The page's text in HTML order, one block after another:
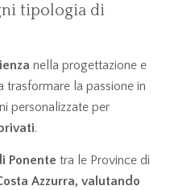
tipologia di
nella progettazione e
trasformare la passione in
personalizzate per
.
Ponente tra le Province di
Azzurra, valutando